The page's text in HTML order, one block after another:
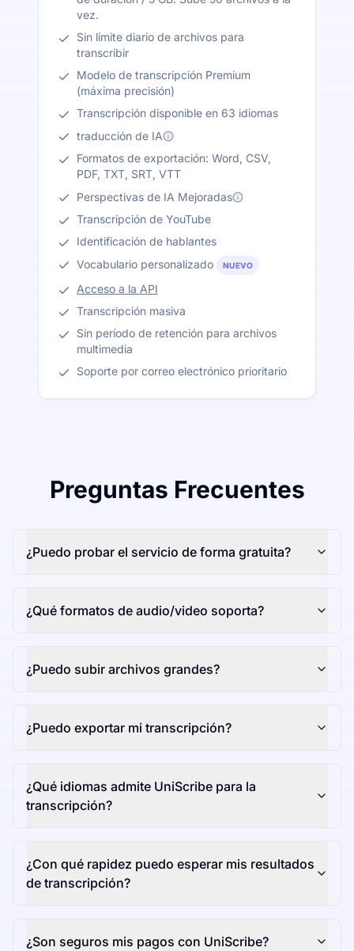
vez.
Sin límite diario de archivos para
transcribir
Modelo de transcripción Premium
(máxima precisión)
Transcripción disponible en 63 idiomas
traducción de IA
Formatos de exportación: Word, CSV,
PDF, TXT, SRT, VTT
Perspectivas de IA Mejoradas
Transcripción de YouTube
Identificación de hablantes
Vocabulario personalizado
NUEVO
Acceso a la API
Transcripción masiva
Sin período de retención para archivos
multimedia
Soporte por correo electrónico prioritario
Preguntas Frecuentes
¿Puedo probar el servicio de forma gratuita?
¿Qué formatos de audio/video soporta?
¿Puedo subir archivos grandes?
¿Puedo exportar mi transcripción?
¿Qué idiomas admite UniScribe para la
transcripción?
¿Con qué rapidez puedo esperar mis resultados
de transcripción?
¿Son seguros mis pagos con UniScribe?